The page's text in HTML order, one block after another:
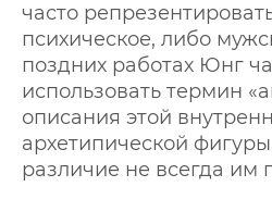
часто
психическое, либо
поздних работах Юнг
использовать термин
описания этой
архетипической
различие не всегда им